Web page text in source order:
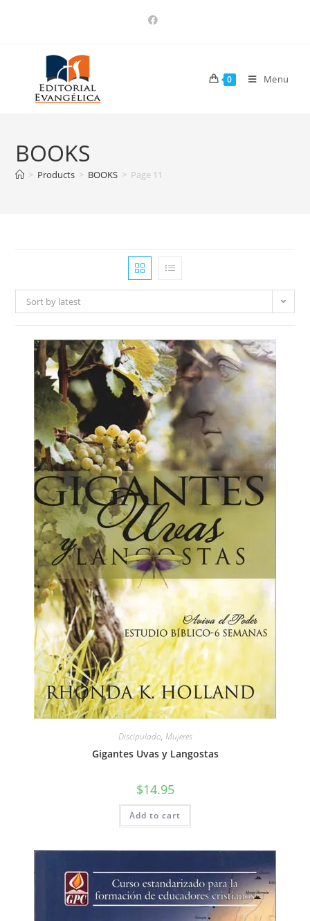
0 Menu
BOOKS
> Products > BOOKS > Page 11
Sort by latest
Discipulado, Mujeres
Gigantes Uvas y Langostas
$14.95
Add to cart